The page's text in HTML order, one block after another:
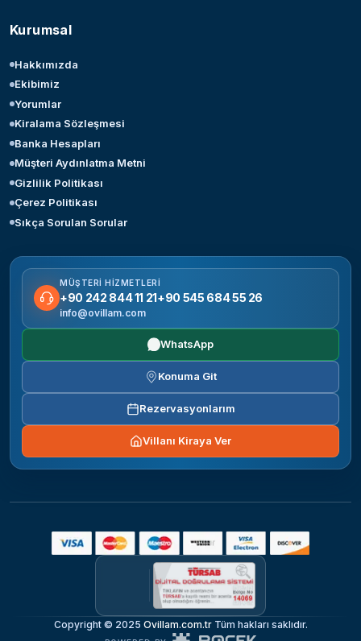
Kurumsal
Hakkımızda
Ekibimiz
Yorumlar
Kiralama Sözleşmesi
Banka Hesapları
Müşteri Aydınlatma Metni
Gizlilik Politikası
Çerez Politikası
Sıkça Sorulan Sorular
MÜŞTERI HIZMETLERI
+90 242 844 11 21+90 545 684 55 26
info@ovillam.com
WhatsApp
Konuma Git
Rezervasyonlarım
Villanı Kiraya Ver
Copyright © 2025 Ovillam.com.trTüm hakları saklıdır.